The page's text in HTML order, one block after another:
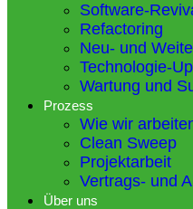
Software-
Refactoring
Neu- und
Technologie-
Wartung und
Prozess
Wie wir
Clean Sweep
Projektarbeit
Vertrags- und
Über uns